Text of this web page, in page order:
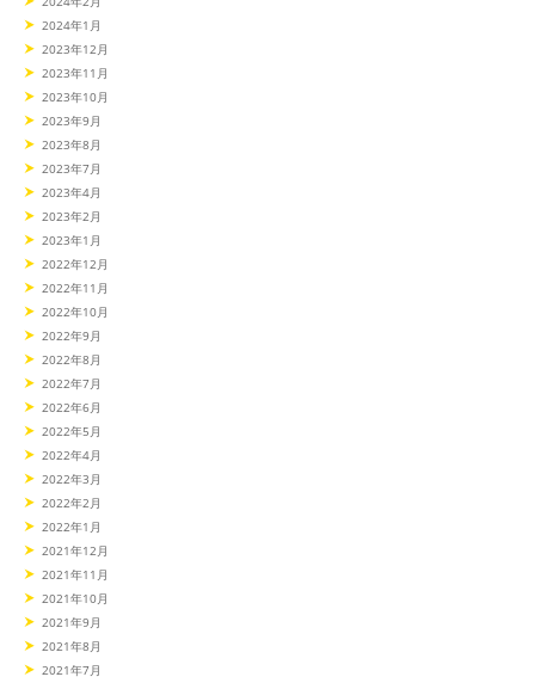
2024年1月
2023年12月
2023年11月
2023年10月
2023年9月
2023年8月
2023年7月
2023年4月
2023年2月
2023年1月
2022年12月
2022年11月
2022年10月
2022年9月
2022年8月
2022年7月
2022年6月
2022年5月
2022年4月
2022年3月
2022年2月
2022年1月
2021年12月
2021年11月
2021年10月
2021年9月
2021年8月
2021年7月